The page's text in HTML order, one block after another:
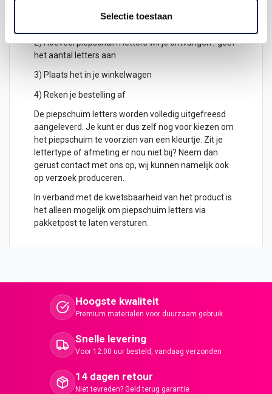
Selectie toestaan
2) Hoeveel piepschuim letters wil je ontvangen? geef
het aantal letters aan
3) Plaats het in je winkelwagen
4) Reken je bestelling af
De piepschuim letters worden volledig uitgefreesd
aangeleverd. Je kunt er dus zelf nog voor kiezen om
het piepschuim te voorzien van een kleurtje. Zit je
lettertype of afmeting er nou niet bij? Neem dan
gerust contact met ons op, wij kunnen namelijk ook
op verzoek produceren.
In verband met de kwetsbaarheid van het product is
het alleen mogelijk om piepschuim letters via
pakketpost te laten versturen.
Hoogste kwaliteit
Premium materialen voor duurzaam gebruik
Snelle levering
Voor 12:00 uur besteld, vandaag verzonden
14 dagen retour
Niet tevreden? Geld terug garantie